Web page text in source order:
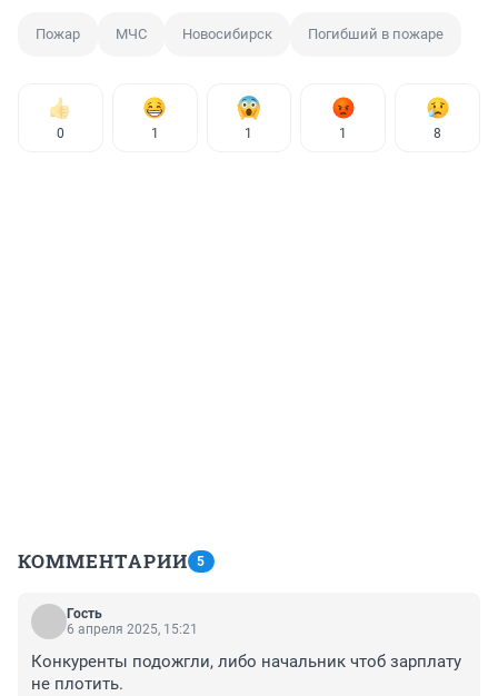
Пожар МЧС Новосибирск Погибший в пожаре
0 1 1 1 8
КОММЕНТАРИИ 5
Гость
6 апреля 2025, 15:21
Конкуренты подожгли, либо начальник чтоб зарплату
не плотить.